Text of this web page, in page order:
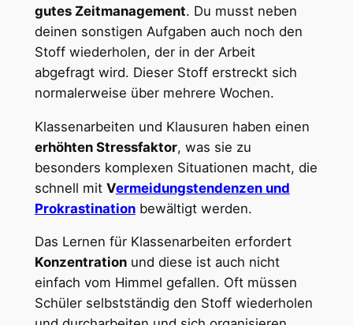
gutes Zeitmanagement. Du musst neben
deinen sonstigen Aufgaben auch noch den
Stoff wiederholen, der in der Arbeit
abgefragt wird. Dieser Stoff erstreckt sich
normalerweise über mehrere Wochen.
Klassenarbeiten und Klausuren haben einen
erhöhten Stressfaktor, was sie zu
besonders komplexen Situationen macht, die
schnell mit Vermeidungstendenzen und
Prokrastinationbewältigt werden.
Das Lernen für Klassenarbeiten erfordert
Konzentrationund diese ist auch nicht
einfach vom Himmel gefallen. Oft müssen
Schüler selbstständig den Stoff wiederholen